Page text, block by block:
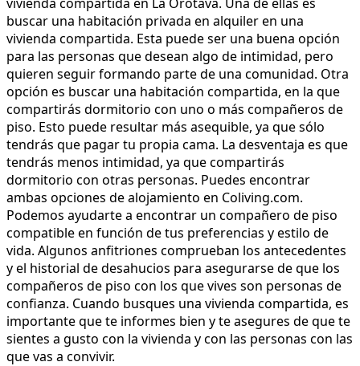
buscar una habitación privada en alquiler en una
vivienda compartida. Esta puede ser una buena opción
para las personas que desean algo de intimidad, pero
quieren seguir formando parte de una comunidad. Otra
opción es buscar una habitación compartida, en la que
compartirás dormitorio con uno o más compañeros de
piso. Esto puede resultar más asequible, ya que sólo
tendrás que pagar tu propia cama. La desventaja es que
tendrás menos intimidad, ya que compartirás
dormitorio con otras personas. Puedes encontrar
ambas opciones de alojamiento en Coliving.com.
Podemos ayudarte a encontrar un compañero de piso
compatible en función de tus preferencias y estilo de
vida. Algunos anfitriones comprueban los antecedentes
y el historial de desahucios para asegurarse de que los
compañeros de piso con los que vives son personas de
confianza. Cuando busques una vivienda compartida, es
importante que te informes bien y te asegures de que te
sientes a gusto con la vivienda y con las personas con las
que vas a convivir.